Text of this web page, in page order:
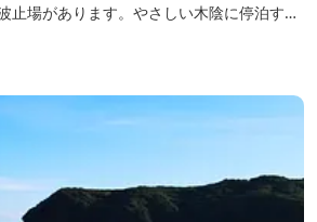
止場があります。やさしい木陰に停泊する
リーナです。 航海の気分高まる
は想像できないほど広く、くつろぎの空